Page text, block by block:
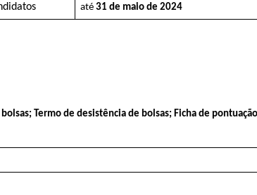
até 31 de maio de 2024
Termo de desistência de bolsas; Ficha de pontuação